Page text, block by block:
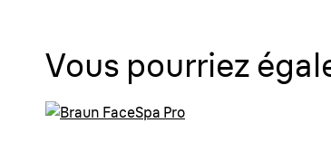
Vous pourriez